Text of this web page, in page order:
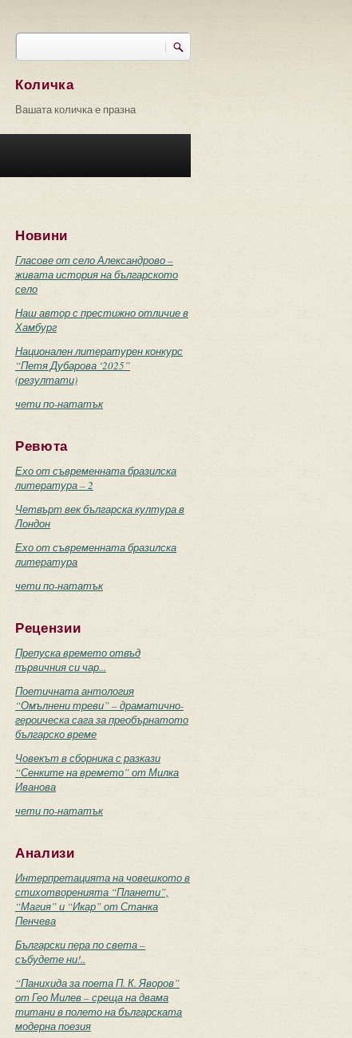
Търси
Количка
Вашата количка е празна
Новини
Гласове от село Александрово –
живата история на българското
село
Наш автор с престижно отличие в
Хамбург
Национален литературен конкурс
“Петя Дубарова ‘2025”
(резултати)
чети по-нататък
Ревюта
Ехо от съвременната бразилска
литература – 2
Четвърт век българска култура в
Лондон
Ехо от съвременната бразилска
литература
чети по-нататък
Рецензии
Препуска времето отвъд
първичния си чар...
Поетичната антология
“Омълнени треви” – драматично-
героическа сага за преобърнатото
българско време
Човекът в сборника с разкази
“Сенките на времето” от Милка
Иванова
чети по-нататък
Анализи
Интерпретацията на човешкото в
стихотворенията “Планети”,
“Магия” и “Икар” от Станка
Пенчева
Български пера по света –
събудете ни!..
“Панихида за поета П. К. Яворов”
от Гео Милев – среща на двама
титани в полето на българската
модерна поезия